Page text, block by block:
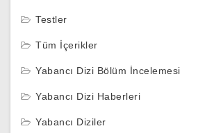
Testler
Tüm İçerikler
Yabancı Dizi Bölüm İncelemesi
Yabancı Dizi Haberleri
Yabancı Diziler